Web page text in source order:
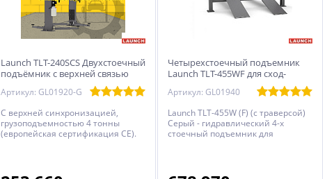
Launch TLT-240SCS Двухстоечный
подъёмник с верхней связью
Артикул: GL01920-G
С верхней синхронизацией,
грузоподъемностью 4 тонны
(европейская сертификация CE).
Четырехстоечный подъемник
Launch TLT-455WF для сход-
Артикул: GL01940
Launch TLT-455W (F) (с траверсой)
Серый - гидравлический 4-х
стоечный подъемник для
с пневматическим управлением.